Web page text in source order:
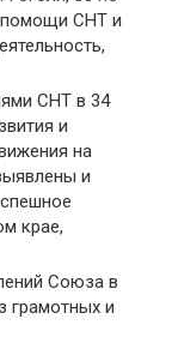
помощи СНТ и
СНТ в 34
и
на
и
крае,
Союза в
грамотных и